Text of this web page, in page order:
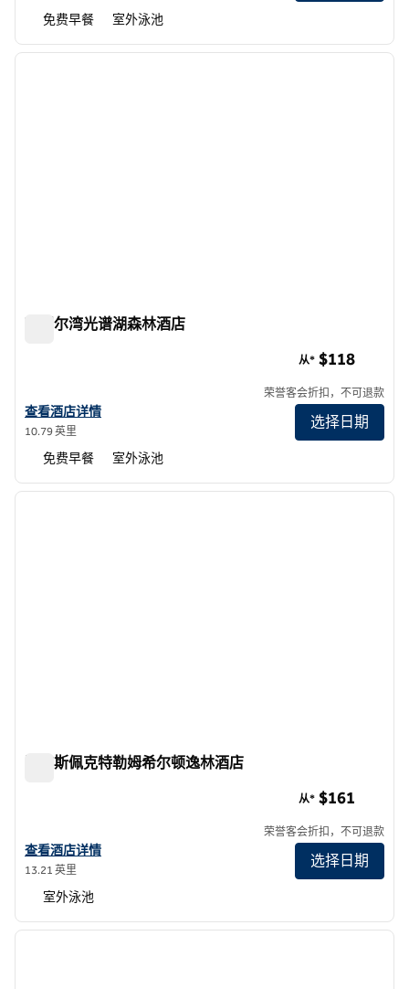
免费早餐 室外泳池
1/12
下一
欢朋尔湾光谱湖森林酒店
查看欢朋尔湾光谱森林湖酒店的详细信息
查看酒店详情
10.79 英里
从* $118
荣誉客会折扣，不可退款
选择日期
免费早餐 室外泳池
1/12
下一
欧文斯佩克特勒姆希尔顿逸林酒店
查看希尔顿逸林酒店尔湾 - 光谱的详细信息
查看酒店详情
13.21 英里
从* $161
荣誉客会折扣，不可退款
选择日期
室外泳池
1/12
下一